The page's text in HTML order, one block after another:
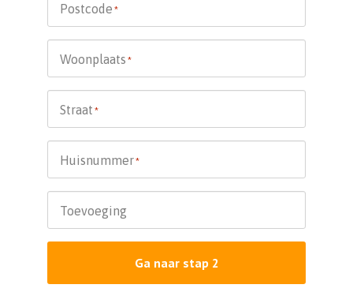
Postcode *
Woonplaats *
Straat *
Huisnummer*
Toevoeging
Ga naar stap 2